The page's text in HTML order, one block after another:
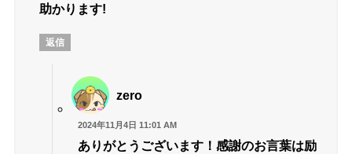
助かります!
返信
zero
2024年11月4日 11:01 AM
ありがとうございます！感謝のお言葉は励